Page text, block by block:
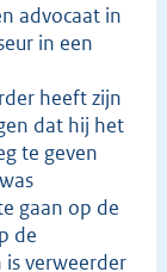
advocaat in
in een
heeft zijn
dat hij het
te geven
gaan op de
de
is verweerder